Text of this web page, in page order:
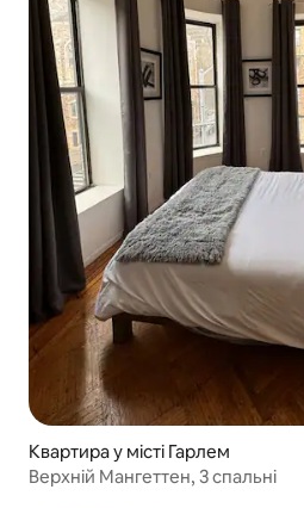
Квартира у місті Гарлем
Верхній Мангеттен, 3 спальні